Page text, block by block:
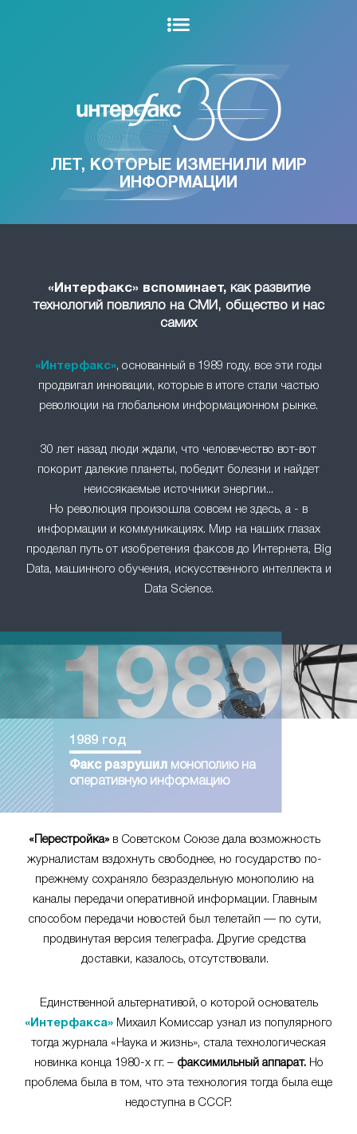
ЛЕТ, КОТОРЫЕ ИЗМЕНИЛИ МИР
ИНФОРМАЦИИ
«Интерфакс» вспоминает,как развитие
технологий повлияло на СМИ, общество и нас
самих
«Интерфакс», основанный в 1989 году, все эти годы
продвигал инновации, которые в итоге стали частью
революции на глобальном информационном рынке.
30 лет назад люди ждали, что человечество вот-вот
покорит далекие планеты, победит болезни и найдет
неиссякаемые источники энергии...
Но революция произошла совсем не здесь, а - в
информации и коммуникациях. Мир на наших глазах
проделал путь от изобретения факсов до Интернета, Big
Data, машинного обучения, искусственного интеллекта и
Data Science.
1989 год
Факс разрушил
монополию на
оперативную информацию
«Перестройка»в Советском Союзе дала возможность
журналистам вздохнуть свободнее, но государство по-
прежнему сохраняло безраздельную монополию на
каналы передачи оперативной информации. Главным
способом передачи новостей был телетайп — по сути,
продвинутая версия телеграфа. Другие средства
доставки, казалось, отсутствовали.
Единственной альтернативой, о которой основатель
«Интерфакса» Михаил Комиссар узнал из популярного
тогда журнала «Наука и жизнь», стала технологическая
новинка конца 1980-х гг. – факсимильный аппарат.Но
проблема была в том, что эта технология тогда была еще
недоступна в СССР.